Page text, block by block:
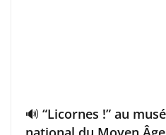
🔊 “Licornes !” au